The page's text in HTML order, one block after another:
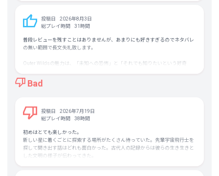
なぜ時間制限付きアスレチックをやるんだ？
しかも失敗したら長い工程をまた踏まないといけないんだよ？
なぜ難解なクイズをやるんだ？
キャラクターのセリフが、もはや開発からプレイヤーへのほのめかしとしか捉
えられない。
よ。
投稿日
2026年8月3日
総プレイ時間
31時間
普段レビューを残すことはありませんが、あまりにも好きすぎるのでネタバレ
の無い範囲で長文失礼致します。
Outer Wildsの魅力は、「未知への恐怖」と「それでも知りたいという好奇
何度失敗を繰り返しても、「この先を知りたい」という気持ちが我々プレイヤ
ーを前へ進ませるのです。宇宙という広大で危険な場所に足を踏み入れる恐怖
本作は、宇宙各地に残された文字や記録を読み解きながら世界の全貌を理解し
記録へたどり着くためにも、惑星を探索しギミックを解き、時には危険を乗り
越える必要があります。それによってゲームプレイは常に能動的であり、ルー
プモノでありながら終始単調さを感じさせません。
Bad
投稿日
2026年7月19日
総プレイ時間
38時間
初めはとても楽しかった。
新しい星に着くごとに探索する場所がたくさん待っていた。先輩宇宙飛行士を
探して聞き出す話はどれも面白かった。古代人の記録からは彼らの生き生きと
した文明の様子が伝わってきた。